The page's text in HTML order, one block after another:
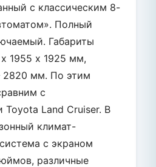
с классическим 8-
Полный
Габариты
1955 х 1925 мм,
2820 мм. По этим
с
Land Cruiser. В
климат-
с экраном
различные